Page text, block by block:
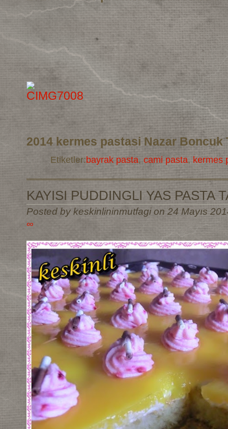
2014 kermes pastasi Nazar Boncuk
Etiketler:bayrak pasta, cami pasta, kermes
KAYISI PUDDINGLI YAS PASTA
Posted by keskinlininmutfagi on 24 Mayıs
∞